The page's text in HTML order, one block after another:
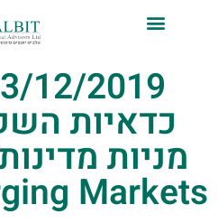
כדאיות
מניות
Markets